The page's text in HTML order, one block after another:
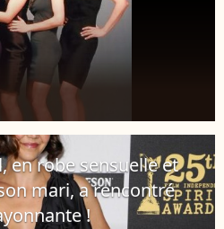
en robe sensuelle et
mari, a rencontré
!